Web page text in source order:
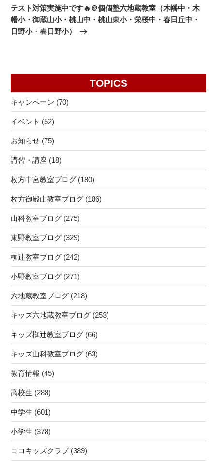
ー
シ
ョ
の
投
稿
テスト対策実施中です🔥＠個個塾六地蔵教室（木幡中・木
幡小・御蔵山小・桃山中・桃山東小・栄桜中・春日丘中・
日野小・春日野小）
TOPICS
キャンペーン (70)
イベント (52)
お知らせ (75)
講習・講座 (18)
枚方中宮教室ブログ (180)
枚方御殿山教室ブログ (186)
山科教室ブログ (275)
東野教室ブログ (329)
椥辻教室ブログ (242)
小野教室ブログ (271)
六地蔵教室ブログ (218)
キッズ六地蔵教室ブログ (253)
キッズ椥辻教室ブログ (66)
キッズ山科教室ブログ (63)
教育情報 (45)
高校生 (288)
中学生 (601)
小学生 (378)
ココキッズクラブ (389)